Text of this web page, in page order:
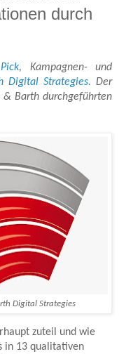
durch
, Kampagnen- und
Digital Strategies. Der
& Barth durchgeführten
Digital Strategies
zuteil und wie
in 13 qualitativen